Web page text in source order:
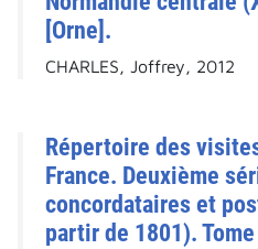
[Orne].
CHARLES, Joffrey, 2012
Répertoire des
France. Deuxième
concordataires et
partir de 1801).